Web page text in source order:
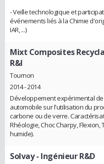
- Veille technologique et
événements liés à la Chimie
IAR, ...)
Mixt Composites
R&I
Tournon
2014 - 2014
Développement expérimental
automobile sur l'utilisation du
carbone ou de verre.
Rhéologie, Choc Charpy,
humide).
Solvay- Ingénieur R&D